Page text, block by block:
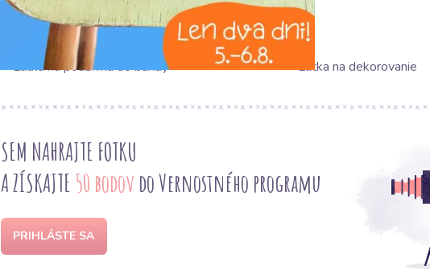
NAVRHOVANÉ POUŽITIE
Látka na podšívku do bundy Látka na dekorovanie
SEM NAHRAJTE FOTKU
A ZÍSKAJTE 50 bodov do Vernostného programu
PRIHLÁSTE SA